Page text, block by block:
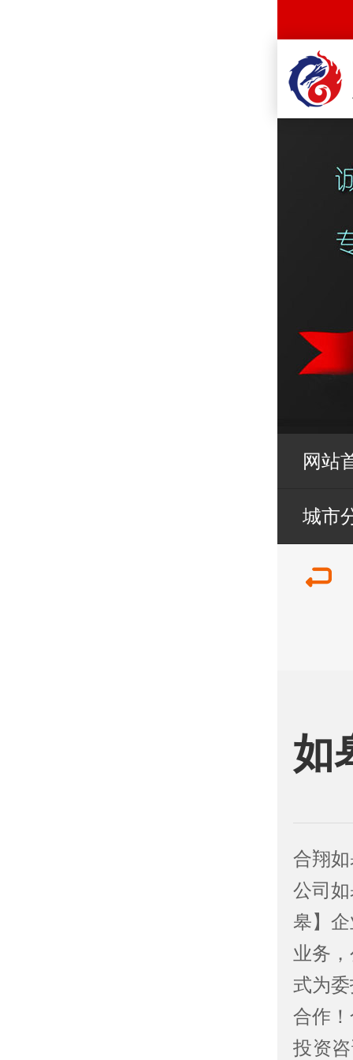
网站
城市
如
合翔
公司
皋】
业务
式为
合作
投资